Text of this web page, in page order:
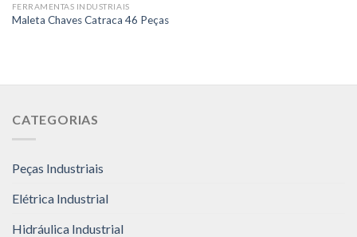
FERRAMENTAS INDUSTRIAIS
Maleta Chaves Catraca 46 Peças
CATEGORIAS
Peças Industriais
Elétrica Industrial
Hidráulica Industrial